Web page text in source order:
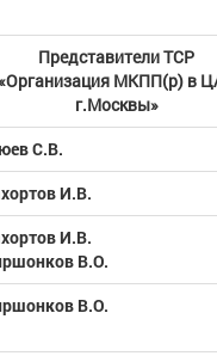
Представители ТСР
МКПП(р) в
г.Москвы»
С.В.
И.В.
И.В.
В.О.
В.О.